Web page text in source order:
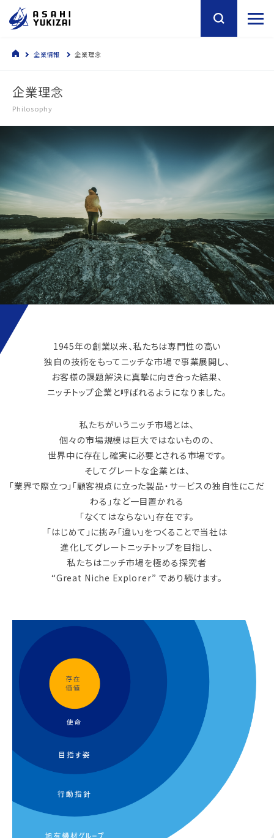
企業情報 企業理念
企業理念
Philosophy
1945年の創業以来、私たちは専門性の高い
独自の技術をもってニッチな市場で事業展開し、
お客様の課題解決に真摯に向き合った結果、
ニッチトップ企業と呼ばれるようになりました。
私たちがいうニッチ市場とは、
個々の市場規模は巨大ではないものの、
世界中に存在し確実に必要とされる市場です。
そしてグレートな企業とは、
「業界で際立つ」「顧客視点に立った製品・サービスの独自性にこだ
わる」など一目置かれる
「なくてはならない」存在です。
「はじめて」に挑み「違い」をつくることで当社は
進化してグレートニッチトップを目指し、
私たちはニッチ市場を極める探究者
“Great Niche Explorer” であり続けます。